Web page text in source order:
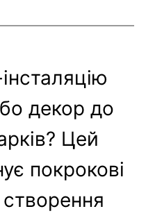
декор до
Цей
покрокові
створення